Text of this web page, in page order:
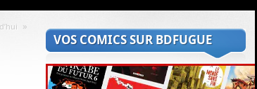
»
VOS COMICS SUR BDFUGUE